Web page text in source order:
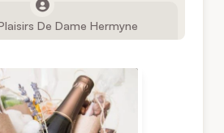
De Dame Hermyne